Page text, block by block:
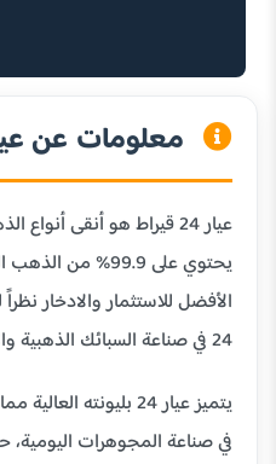
معلومات عن
عيار 24 قيراط هو أنقى
يحتوي على 99.9%
الأفضل للاستثمار والادخار
24 في صناعة السبائك الذهبية والاستثمارات طويلة الأجل.
يتميز عيار 24
في صناعة المجوهرات